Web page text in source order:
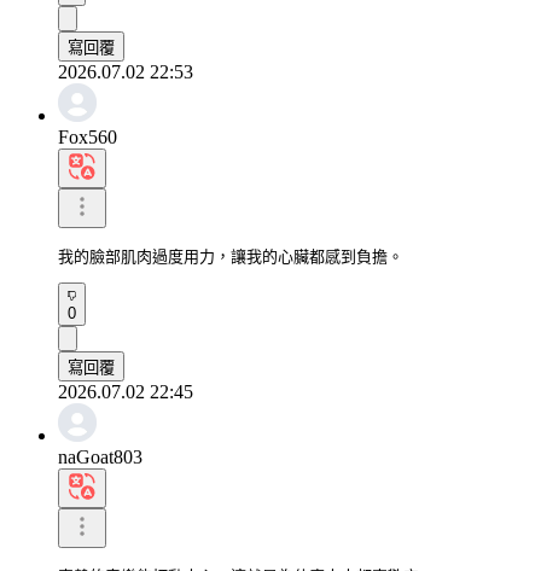
寫回覆
2026.07.02 22:53
Fox560
我的臉部肌肉過度用力，讓我的心臟都感到負擔。
0
寫回覆
2026.07.02 22:45
naGoat803